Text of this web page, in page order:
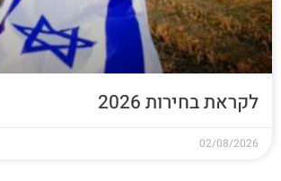
לקראת בחירות 2026
02/08/2026